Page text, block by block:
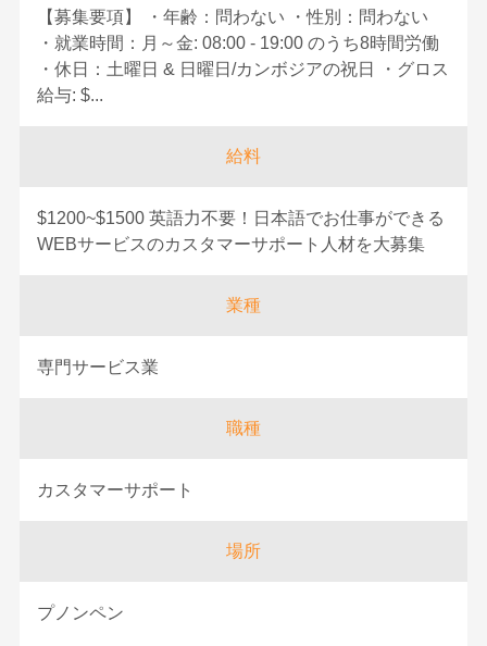
【募集要項】 ・年齢：問わない ・性別：問わない
・就業時間：月～金: 08:00 - 19:00 のうち8時間労働
・休日：土曜日 & 日曜日/カンボジアの祝日 ・グロス
給与: $...
給料
$1200~$1500 英語力不要！日本語でお仕事ができる
WEBサービスのカスタマーサポート人材を大募集
業種
専門サービス業
職種
カスタマーサポート
場所
プノンペン